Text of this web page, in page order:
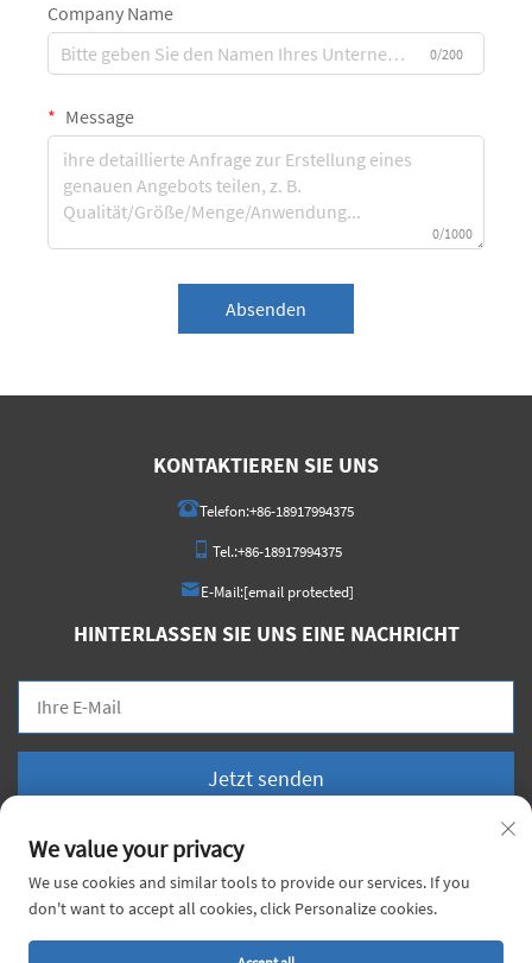
Company Name
0/200
Message
0/1000
Absenden
KONTAKTIEREN SIE UNS
Telefon:+86-18917994375
Tel.:+86-18917994375
E-Mail:[email protected]
HINTERLASSEN SIE UNS EINE NACHRICHT
Jetzt senden
We value your privacy
We use cookies and similar tools to provide our services. If you
don't want to accept all cookies, click Personalize cookies.